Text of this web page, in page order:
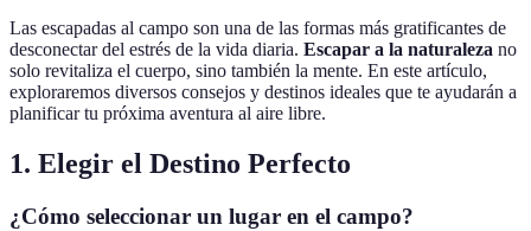
Las escapadas al campo son una de las formas más gratificantes de
desconectar del estrés de la vida diaria. Escapar a la naturaleza no
solo revitaliza el cuerpo, sino también la mente. En este artículo,
exploraremos diversos consejos y destinos ideales que te ayudarán a
planificar tu próxima aventura al aire libre.
1. Elegir el Destino Perfecto
¿Cómo seleccionar un lugar en el campo?